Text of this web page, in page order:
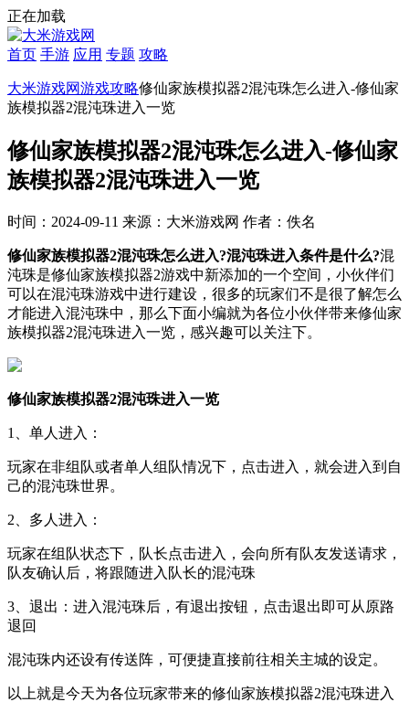
正在加载
首页 手游 应用 专题 攻略
大米游戏网游戏攻略修仙家族模拟器2混沌珠怎么进入-修仙家
族模拟器2混沌珠进入一览
修仙家族模拟器2混沌珠怎么进入-修仙家
族模拟器2混沌珠进入一览
时间：2024-09-11 来源：大米游戏网 作者：佚名
修仙家族模拟器2混沌珠怎么进入?混沌珠进入条件是什么?混
沌珠是修仙家族模拟器2游戏中新添加的一个空间，小伙伴们
可以在混沌珠游戏中进行建设，很多的玩家们不是很了解怎么
才能进入混沌珠中，那么下面小编就为各位小伙伴带来修仙家
族模拟器2混沌珠进入一览，感兴趣可以关注下。
修仙家族模拟器2混沌珠进入一览
1、单人进入：
玩家在非组队或者单人组队情况下，点击进入，就会进入到自
己的混沌珠世界。
2、多人进入：
玩家在组队状态下，队长点击进入，会向所有队友发送请求，
队友确认后，将跟随进入队长的混沌珠
3、退出：进入混沌珠后，有退出按钮，点击退出即可从原路
退回
混沌珠内还设有传送阵，可便捷直接前往相关主城的设定。
以上就是今天为各位玩家带来的修仙家族模拟器2混沌珠进入